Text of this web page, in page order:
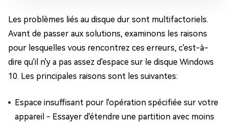
Les problèmes liés au disque dur sont multifactoriels.
Avant de passer aux solutions, examinons les raisons
pour lesquelles vous rencontrez ces erreurs, c'est-à-
dire qu'il n'y a pas assez d'espace sur le disque Windows
10. Les principales raisons sont les suivantes:
Espace insuffisant pour l'opération spécifiée sur votre
appareil - Essayer d'étendre une partition avec moins